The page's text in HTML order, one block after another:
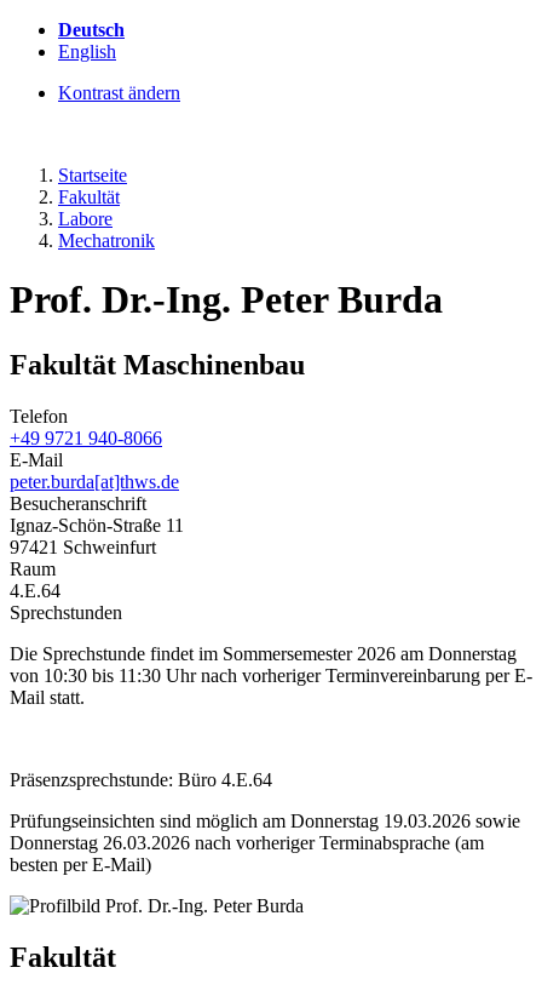
Deutsch
English
Kontrast ändern
Startseite
Fakultät
Labore
Mechatronik
Prof. Dr.-Ing. Peter Burda
Fakultät Maschinenbau
Telefon
+49 9721 940-8066
E-Mail
peter.burda[at]thws.de
Besucheranschrift
Ignaz-Schön-Straße 11
97421 Schweinfurt
Raum
4.E.64
Sprechstunden
Die Sprechstunde findet im Sommersemester 2026 am Donnerstag
von 10:30 bis 11:30 Uhr nach vorheriger Terminvereinbarung per E-
Mail statt.
Präsenzsprechstunde: Büro 4.E.64
Prüfungseinsichten sind möglich am Donnerstag 19.03.2026 sowie
Donnerstag 26.03.2026 nach vorheriger Terminabsprache (am
besten per E-Mail)
Fakultät